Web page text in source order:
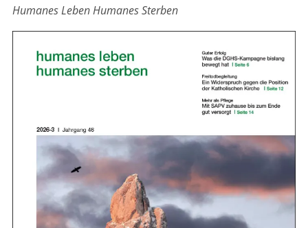
Humanes Leben Humanes Sterben